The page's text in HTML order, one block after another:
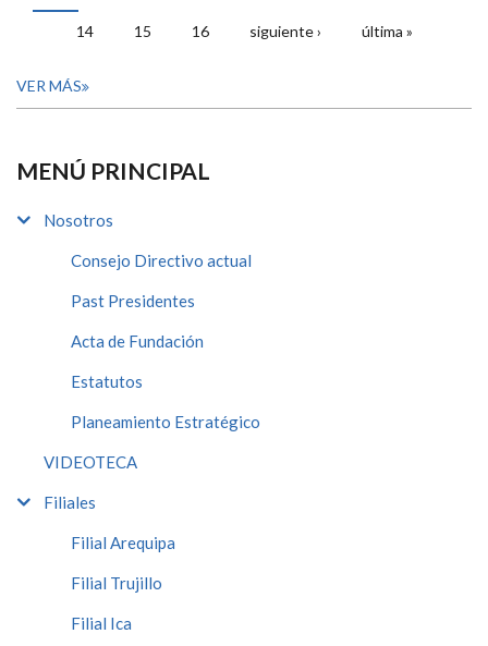
14 15 16 siguiente › última »
VER MÁS
MENÚ PRINCIPAL
Nosotros
Consejo Directivo actual
Past Presidentes
Acta de Fundación
Estatutos
Planeamiento Estratégico
VIDEOTECA
Filiales
Filial Arequipa
Filial Trujillo
Filial Ica